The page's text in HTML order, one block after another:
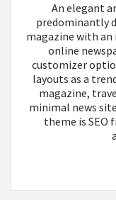
An elegant
predominantly
magazine with
online
customizer
layouts as a
magazine,
minimal news
theme is SEO